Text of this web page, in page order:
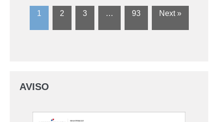
1 2 3 … 93 Next »
AVISO